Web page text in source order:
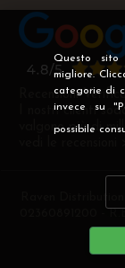
Questo sito
migliore.
categorie di
invece su
possibile
Recensioni
I nostri clienti
valgono più di
Raven